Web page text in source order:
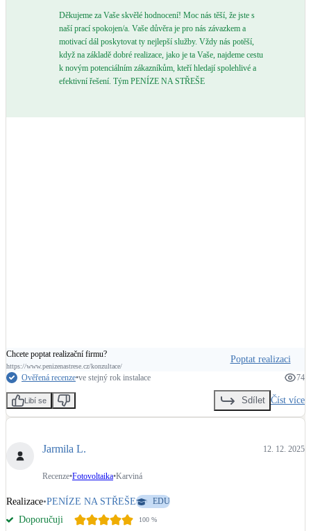
Děkujeme za Vaše skvělé hodnocení! Moc nás těší, že jste s
naší prací spokojen/a. Vaše důvěra je pro nás závazkem a
motivací dál poskytovat ty nejlepší služby. Vždy nás potěší,
když na základě dobré realizace, jako je ta Vaše, najdeme cestu
k novým potenciálním zákazníkům, kteří hledají spolehlivé a
efektivní řešení. Tým PENÍZE NA STŘEŠE
Chcete poptat realizační firmu?
https://www.penizenastrese.cz/konzultace/
Poptat realizaci
Ověřená recenze•ve stejný rok instalace 74
Libí se Sdílet Číst více
Jarmila L. 12. 12. 2025
Recenze•Fotovoltaika•Karviná
Realizace•PENÍZE NA STŘEŠE EDU
Doporučuji 100 %